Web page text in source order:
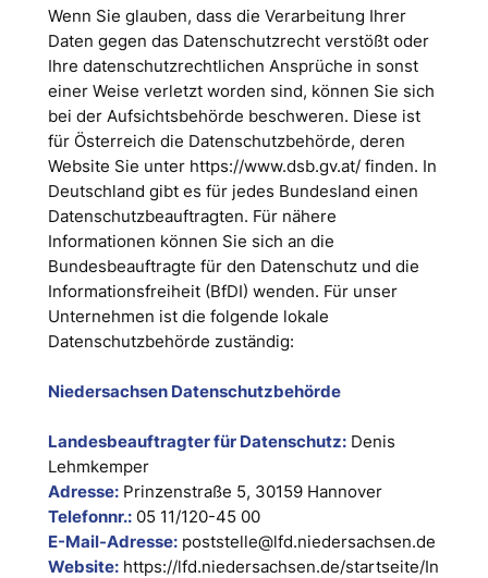
Wenn Sie glauben, dass die Verarbeitung Ihrer
Daten gegen das Datenschutzrecht verstößt oder
Ihre datenschutzrechtlichen Ansprüche in sonst
einer Weise verletzt worden sind, können Sie sich
bei der Aufsichtsbehörde beschweren. Diese ist
für Österreich die Datenschutzbehörde, deren
Website Sie unter https://www.dsb.gv.at/ finden. In
Deutschland gibt es für jedes Bundesland einen
Datenschutzbeauftragten. Für nähere
Informationen können Sie sich an die
Bundesbeauftragte für den Datenschutz und die
Informationsfreiheit (BfDI) wenden. Für unser
Unternehmen ist die folgende lokale
Datenschutzbehörde zuständig:
Niedersachsen Datenschutzbehörde
Landesbeauftragter für Datenschutz:Denis
Lehmkemper
Adresse:Prinzenstraße 5, 30159 Hannover
Telefonnr.:05 11/120-45 00
E-Mail-Adresse: poststelle@lfd.niedersachsen.de
Website:https://lfd.niedersachsen.de/startseite/In